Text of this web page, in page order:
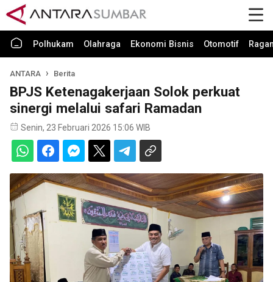
Polhukam Olahraga Ekonomi Bisnis Otomotif
ANTARA Berita
BPJS Ketenagakerjaan Solok perkuat
sinergi melalui safari Ramadan
Senin, 23 Februari 2026 15:06 WIB